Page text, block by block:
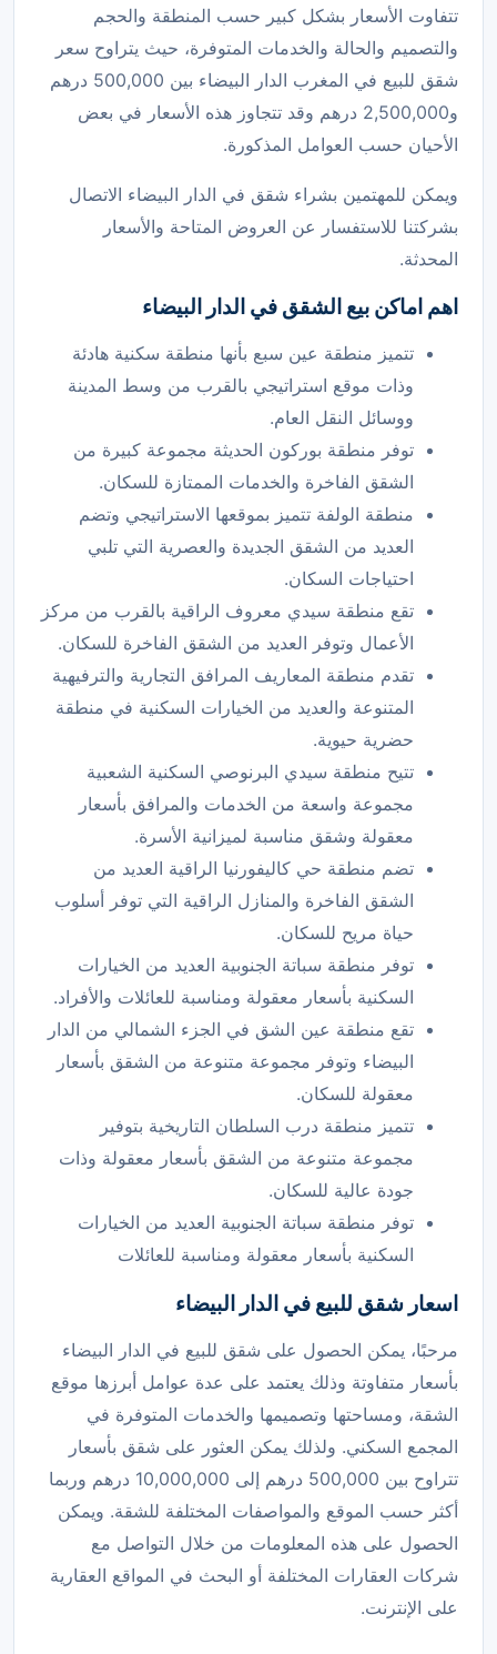
تتفاوت الأسعار بشكل كبير حسب المنطقة والحجم
والتصميم والحالة والخدمات المتوفرة، حيث يتراوح سعر
شقق للبيع في المغرب الدار البيضاء بين 500,000 درهم
و2,500,000 درهم وقد تتجاوز هذه الأسعار في بعض
الأحيان حسب العوامل المذكورة.
ويمكن للمهتمين بشراء شقق في الدار البيضاء الاتصال
بشركتنا للاستفسار عن العروض المتاحة والأسعار
المحدثة.
اهم اماكن بيع الشقق في الدار البيضاء
تتميز منطقة عين سبع بأنها منطقة سكنية هادئة
وذات موقع استراتيجي بالقرب من وسط المدينة
ووسائل النقل العام.
توفر منطقة بوركون الحديثة مجموعة كبيرة من
الشقق الفاخرة والخدمات الممتازة للسكان.
منطقة الولفة تتميز بموقعها الاستراتيجي وتضم
العديد من الشقق الجديدة والعصرية التي تلبي
احتياجات السكان.
تقع منطقة سيدي معروف الراقية بالقرب من مركز
الأعمال وتوفر العديد من الشقق الفاخرة للسكان.
تقدم منطقة المعاريف المرافق التجارية والترفيهية
المتنوعة والعديد من الخيارات السكنية في منطقة
حضرية حيوية.
تتيح منطقة سيدي البرنوصي السكنية الشعبية
مجموعة واسعة من الخدمات والمرافق بأسعار
معقولة وشقق مناسبة لميزانية الأسرة.
تضم منطقة حي كاليفورنيا الراقية العديد من
الشقق الفاخرة والمنازل الراقية التي توفر أسلوب
حياة مريح للسكان.
توفر منطقة سباتة الجنوبية العديد من الخيارات
السكنية بأسعار معقولة ومناسبة للعائلات والأفراد.
تقع منطقة عين الشق في الجزء الشمالي من الدار
البيضاء وتوفر مجموعة متنوعة من الشقق بأسعار
معقولة للسكان.
تتميز منطقة درب السلطان التاريخية بتوفير
مجموعة متنوعة من الشقق بأسعار معقولة وذات
جودة عالية للسكان.
توفر منطقة سباتة الجنوبية العديد من الخيارات
السكنية بأسعار معقولة ومناسبة للعائلات
اسعار شقق للبيع في الدار البيضاء
مرحبًا، يمكن الحصول على شقق للبيع في الدار البيضاء
بأسعار متفاوتة وذلك يعتمد على عدة عوامل أبرزها موقع
الشقة، ومساحتها وتصميمها والخدمات المتوفرة في
المجمع السكني. ولذلك يمكن العثور على شقق بأسعار
تتراوح بين 500,000 درهم إلى 10,000,000 درهم وربما
أكثر حسب الموقع والمواصفات المختلفة للشقة. ويمكن
الحصول على هذه المعلومات من خلال التواصل مع
شركات العقارات المختلفة أو البحث في المواقع العقارية
على الإنترنت.